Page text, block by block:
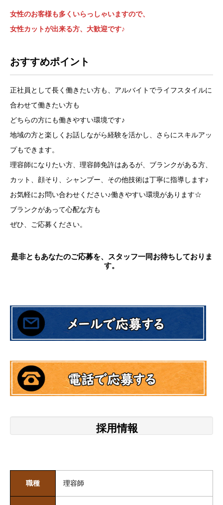
女性のお客様も多くいらっしゃいますので、
女性カットが出来る方、大歓迎です♪
おすすめポイント
正社員として長く働きたい方も、アルバイトでライフスタイルに
合わせて働きたい方も
どちらの方にも働きやすい環境です♪
地域の方と楽しくお話しながら経験を活かし、さらにスキルアッ
プもできます。
理容師になりたい方、理容師免許はあるが、ブランクがある方、
カット、顔そり、シャンプー、その他技術は丁寧に指導します♪
お気軽にお問い合わせください♪働きやすい環境があります☆
ブランクがあって心配な方も
ぜひ、ご応募ください。
是非ともあなたのご応募を、スタッフ一同お待ちしておりま
す。
採用情報
職種 理容師